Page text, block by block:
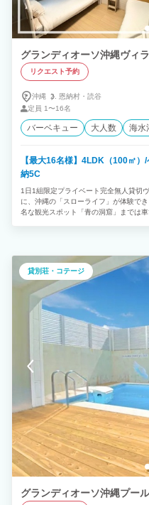
グランディオーソ沖縄ヴィ
リクエスト予約
沖縄 恩納村・ 読谷
定員 1〜16名
バーベキュー 大人数 海水
【最大16名様】4LDK（100㎡
納5C
1日1組限定プライベート完全無人貸切
に、沖縄の「スローライフ」が体験で
名な観光スポット「青の洞窟」までは
貸別荘・コテージ
グランディオーソ沖縄プー